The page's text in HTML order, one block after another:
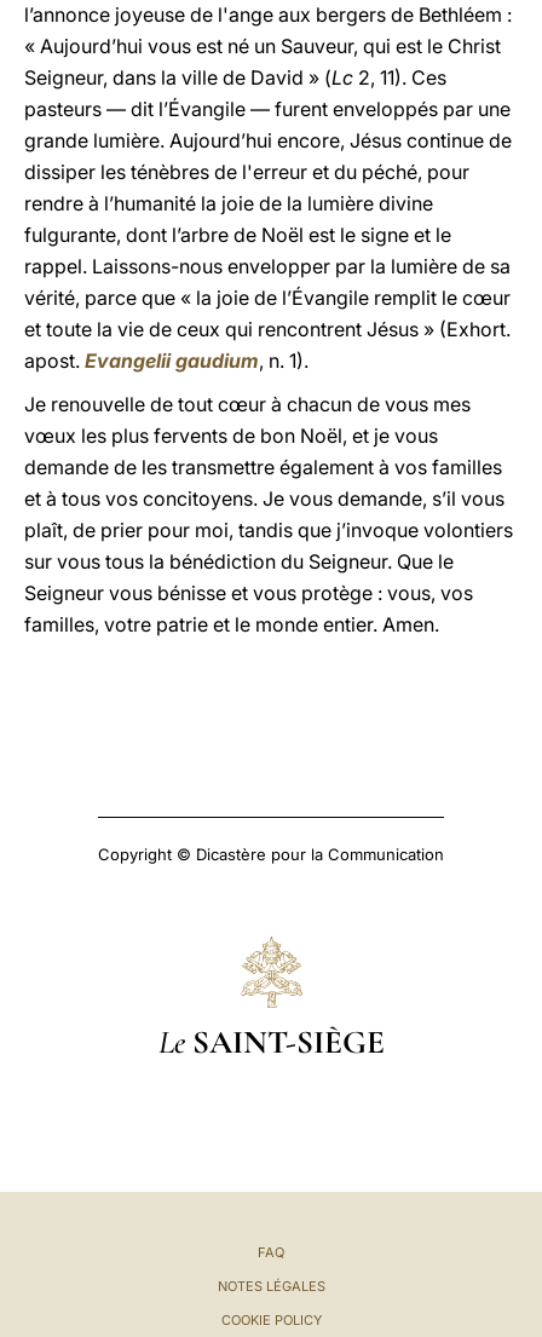
l’annonce joyeuse de l'ange aux bergers de Bethléem :
« Aujourd’hui vous est né un Sauveur, qui est le Christ
Seigneur, dans la ville de David » (Lc 2, 11). Ces
pasteurs — dit l’Évangile — furent enveloppés par une
grande lumière. Aujourd’hui encore, Jésus continue de
dissiper les ténèbres de l'erreur et du péché, pour
rendre à l’humanité la joie de la lumière divine
fulgurante, dont l’arbre de Noël est le signe et le
rappel. Laissons-nous envelopper par la lumière de sa
vérité, parce que « la joie de l’Évangile remplit le cœur
et toute la vie de ceux qui rencontrent Jésus » (Exhort.
apost. Evangelii gaudium, n. 1).
Je renouvelle de tout cœur à chacun de vous mes
vœux les plus fervents de bon Noël, et je vous
demande de les transmettre également à vos familles
et à tous vos concitoyens. Je vous demande, s’il vous
plaît, de prier pour moi, tandis que j’invoque volontiers
sur vous tous la bénédiction du Seigneur. Que le
Seigneur vous bénisse et vous protège : vous, vos
familles, votre patrie et le monde entier. Amen.
Copyright © Dicastère pour la Communication
Le SAINT-SIÈGE
FAQ
NOTES LÉGALES
COOKIE POLICY